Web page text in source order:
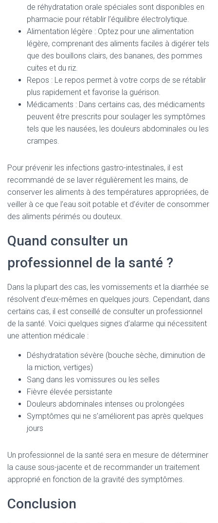
de réhydratation orale spéciales sont disponibles en
pharmacie pour rétablir l’équilibre électrolytique.
Alimentation légère : Optez pour une alimentation
légère, comprenant des aliments faciles à digérer tels
que des bouillons clairs, des bananes, des pommes
cuites et du riz.
Repos : Le repos permet à votre corps de se rétablir
plus rapidement et favorise la guérison.
Médicaments : Dans certains cas, des médicaments
peuvent être prescrits pour soulager les symptômes
tels que les nausées, les douleurs abdominales ou les
crampes.
Pour prévenir les infections gastro-intestinales, il est
recommandé de se laver régulièrement les mains, de
conserver les aliments à des températures appropriées, de
veiller à ce que l’eau soit potable et d’éviter de consommer
des aliments périmés ou douteux.
Quand consulter un
professionnel de la santé ?
Dans la plupart des cas, les vomissements et la diarrhée se
résolvent d’eux-mêmes en quelques jours. Cependant, dans
certains cas, il est conseillé de consulter un professionnel
de la santé. Voici quelques signes d’alarme qui nécessitent
une attention médicale :
Déshydratation sévère (bouche sèche, diminution de
la miction, vertiges)
Sang dans les vomissures ou les selles
Fièvre élevée persistante
Douleurs abdominales intenses ou prolongées
Symptômes qui ne s’améliorent pas après quelques
jours
Un professionnel de la santé sera en mesure de déterminer
la cause sous-jacente et de recommander un traitement
approprié en fonction de la gravité des symptômes.
Conclusion